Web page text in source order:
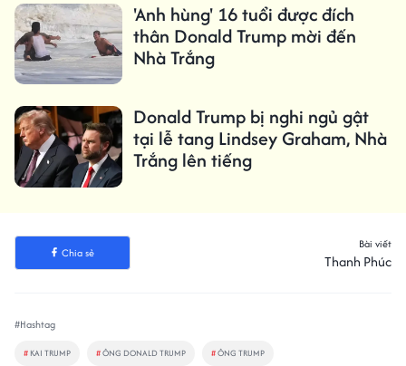
'Anh hùng' 16 tuổi được đích
thân Donald Trump mời đến
Nhà Trắng
Donald Trump bị nghi ngủ gật
tại lễ tang Lindsey Graham, Nhà
Trắng lên tiếng
Chia sẻ
Bài viết
Thanh Phúc
#Hashtag
# KAI TRUMP #ÔNG DONALD TRUMP #ÔNG TRUMP